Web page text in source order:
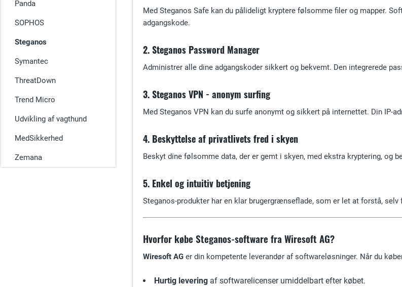
Panda
SOPHOS
Steganos
Symantec
ThreatDown
Trend Micro
Udvikling af vagthund
MedSikkerhed
Zemana
Med Steganos Safe kan du pålideligt kryptere følsomme filer og mapper.
adgangskode.
2. Steganos Password Manager
Administrer alle dine adgangskoder sikkert og bekvemt. Den integrerede
3. Steganos VPN - anonym surfing
Med Steganos VPN kan du surfe anonymt og sikkert på internettet. Din IP-
4. Beskyttelse af privatlivets fred i skyen
Beskyt dine følsomme data, der er gemt i skyen, med ekstra kryptering, og
5. Enkel og intuitiv betjening
Steganos-produkter har en klar brugergrænseflade, som er let at forstå, selv
Hvorfor købe Steganos-software fra Wiresoft AG?
Wiresoft AG er din kompetente leverandør af softwareløsninger. Når du
Hurtig levering af softwarelicenser umiddelbart efter købet.